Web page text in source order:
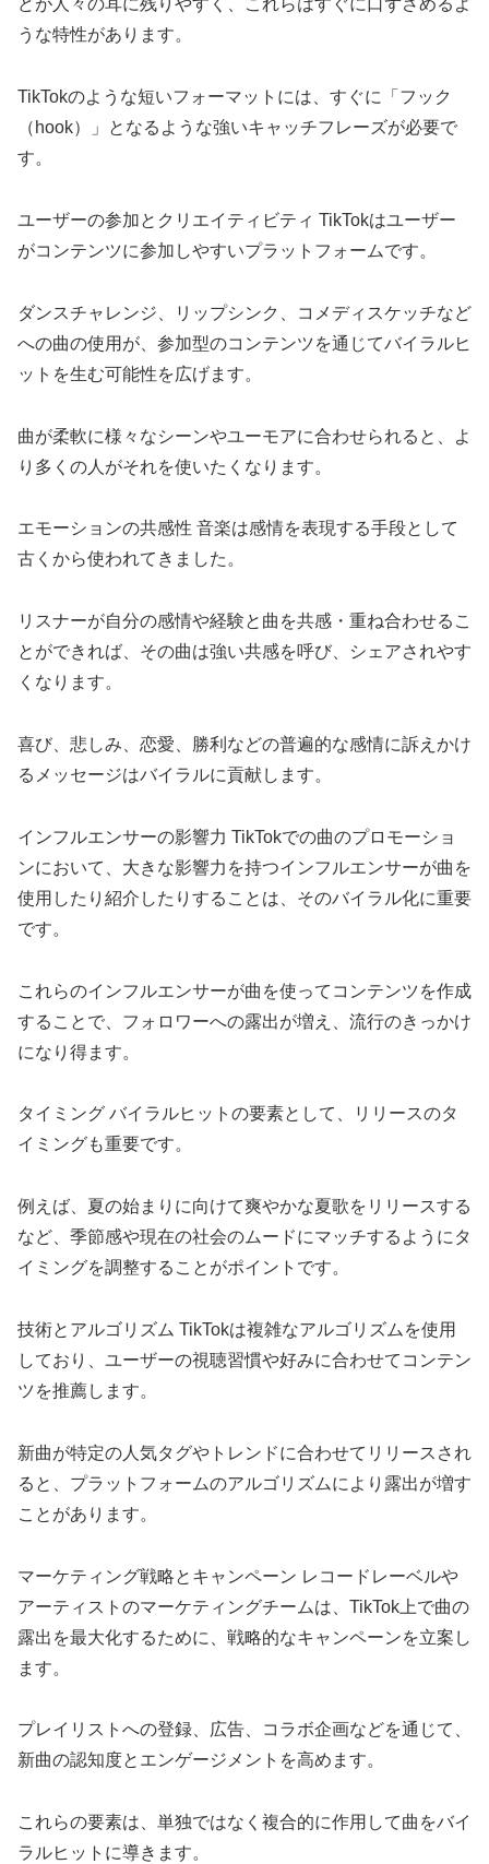
どが人々の耳に残りやすく、これらはすぐに口ずさめるよ
うな特性があります。
TikTokのような短いフォーマットには、すぐに「フック
（hook）」となるような強いキャッチフレーズが必要で
す。
ユーザーの参加とクリエイティビティ TikTokはユーザー
がコンテンツに参加しやすいプラットフォームです。
ダンスチャレンジ、リップシンク、コメディスケッチなど
への曲の使用が、参加型のコンテンツを通じてバイラルヒ
ットを生む可能性を広げます。
曲が柔軟に様々なシーンやユーモアに合わせられると、よ
り多くの人がそれを使いたくなります。
エモーションの共感性 音楽は感情を表現する手段として
古くから使われてきました。
リスナーが自分の感情や経験と曲を共感・重ね合わせるこ
とができれば、その曲は強い共感を呼び、シェアされやす
くなります。
喜び、悲しみ、恋愛、勝利などの普遍的な感情に訴えかけ
るメッセージはバイラルに貢献します。
インフルエンサーの影響力 TikTokでの曲のプロモーショ
ンにおいて、大きな影響力を持つインフルエンサーが曲を
使用したり紹介したりすることは、そのバイラル化に重要
です。
これらのインフルエンサーが曲を使ってコンテンツを作成
することで、フォロワーへの露出が増え、流行のきっかけ
になり得ます。
タイミング バイラルヒットの要素として、リリースのタ
イミングも重要です。
例えば、夏の始まりに向けて爽やかな夏歌をリリースする
など、季節感や現在の社会のムードにマッチするようにタ
イミングを調整することがポイントです。
技術とアルゴリズム TikTokは複雑なアルゴリズムを使用
しており、ユーザーの視聴習慣や好みに合わせてコンテン
ツを推薦します。
新曲が特定の人気タグやトレンドに合わせてリリースされ
ると、プラットフォームのアルゴリズムにより露出が増す
ことがあります。
マーケティング戦略とキャンペーン レコードレーベルや
アーティストのマーケティングチームは、TikTok上で曲の
露出を最大化するために、戦略的なキャンペーンを立案し
ます。
プレイリストへの登録、広告、コラボ企画などを通じて、
新曲の認知度とエンゲージメントを高めます。
これらの要素は、単独ではなく複合的に作用して曲をバイ
ラルヒットに導きます。